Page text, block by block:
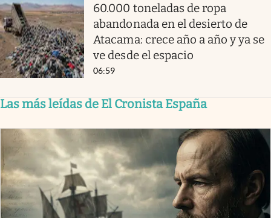
60.000 toneladas de ropa
abandonada en el desierto de
Atacama: crece año a año y ya se
ve desde el espacio
06:59
Las más leídas de El Cronista España